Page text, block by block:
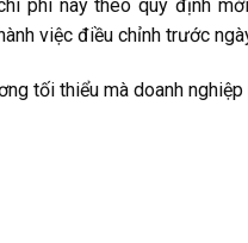
chi phí này theo quy định
việc điều chỉnh trước
tối thiểu mà doanh